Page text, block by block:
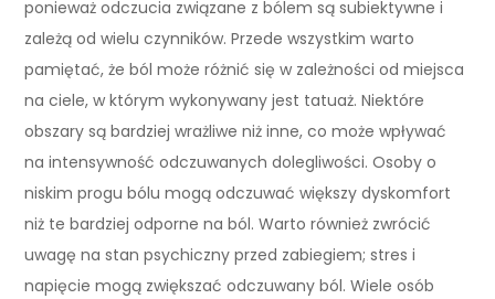
ponieważ odczucia związane z bólem są subiektywne i
zależą od wielu czynników. Przede wszystkim warto
pamiętać, że ból może różnić się w zależności od miejsca
na ciele, w którym wykonywany jest tatuaż. Niektóre
obszary są bardziej wrażliwe niż inne, co może wpływać
na intensywność odczuwanych dolegliwości. Osoby o
niskim progu bólu mogą odczuwać większy dyskomfort
niż te bardziej odporne na ból. Warto również zwrócić
uwagę na stan psychiczny przed zabiegiem; stres i
napięcie mogą zwiększać odczuwany ból. Wiele osób